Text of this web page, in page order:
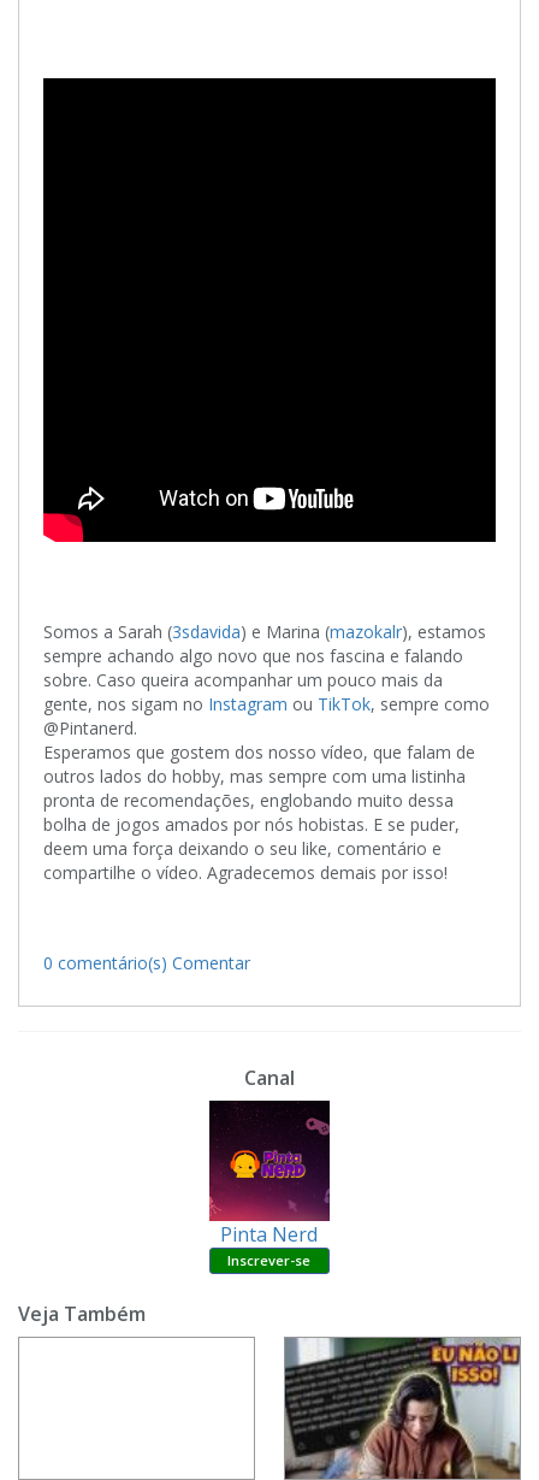
Somos a Sarah (3sdavida) e Marina (mazokalr), estamos
sempre achando algo novo que nos fascina e falando
sobre. Caso queira acompanhar um pouco mais da
gente, nos sigam no Instagram ou TikTok, sempre como
@Pintanerd.
Esperamos que gostem dos nosso vídeo, que falam de
outros lados do hobby, mas sempre com uma listinha
pronta de recomendações, englobando muito dessa
bolha de jogos amados por nós hobistas. E se puder,
deem uma força deixando o seu like, comentário e
compartilhe o vídeo. Agradecemos demais por isso!
0 comentário(s) Comentar
Canal
Pinta Nerd
Veja Também